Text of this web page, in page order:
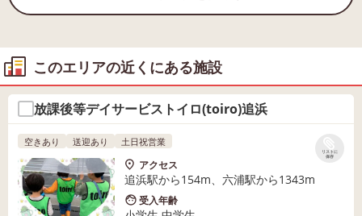
このエリアの近くにある施設
放課後等デイサービストイロ(toiro)追浜
リストに
保存
空きあり 送迎あり 土日祝営業
アクセス
追浜駅から154m、六浦駅から1343m
受入年齢